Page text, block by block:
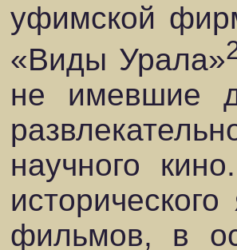
уфимской
«Виды Урала»
не имевшие
научного
фильмов, в